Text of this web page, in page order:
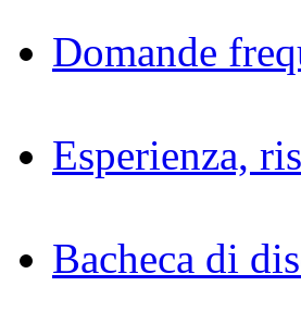
Domande
Esperienza,
Bacheca di